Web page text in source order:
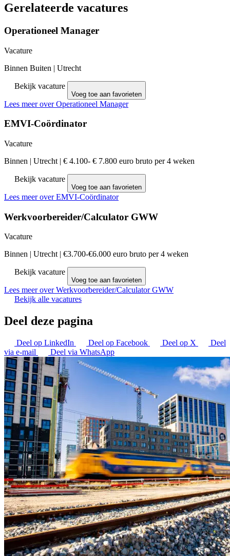
Gerelateerde vacatures
Operationeel Manager
Vacature
Binnen Buiten | Utrecht
Bekijk vacature
Voeg toe aan favorieten
Lees meer over Operationeel Manager
EMVI-Coördinator
Vacature
Binnen | Utrecht | € 4.100- € 7.800 euro bruto per 4 weken
Bekijk vacature
Voeg toe aan favorieten
Lees meer over EMVI-Coördinator
Werkvoorbereider/Calculator GWW
Vacature
Binnen | Utrecht | €3.700-€6.000 euro bruto per 4 weken
Bekijk vacature
Voeg toe aan favorieten
Lees meer over Werkvoorbereider/Calculator GWW
Bekijk alle vacatures
Deel deze pagina
Deel op LinkedIn Deel op Facebook Deel op X
Deel
via e-mail
Deel via WhatsApp